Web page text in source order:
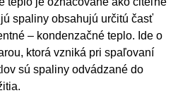
spaliny obsahujú určitú časť
– kondenzačné teplo. Ide o
ktorá vzniká pri spaľovaní
sú spaliny odvádzané do